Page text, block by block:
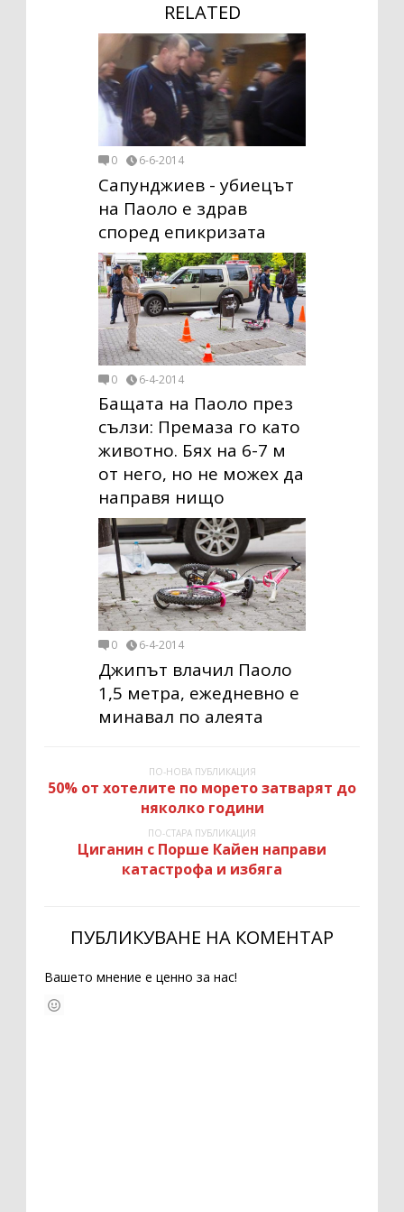
RELATED
0 6-6-2014
Сапунджиев - убиецът
на Паоло е здрав
според епикризата
0 6-4-2014
Бащата на Паоло през
сълзи: Премаза го като
животно. Бях на 6-7 м
от него, но не можех да
направя нищо
0 6-4-2014
Джипът влачил Паоло
1,5 метра, ежедневно е
минавал по алеята
ПО-НОВА ПУБЛИКАЦИЯ
50% от хотелите по морето затварят до
няколко години
ПО-СТАРА ПУБЛИКАЦИЯ
Циганин с Порше Кайен направи
катастрофа и избяга
ПУБЛИКУВАНЕ НА КОМЕНТАР
Вашето мнение е ценно за нас!